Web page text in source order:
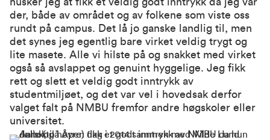
der, både av området og av folkene som viste oss
rundt på campus. Det lå jo ganske landlig til, men
det synes jeg egentlig bare virket veldig trygt og
lite masete. Alle vi hilste på og snakket med virket
også så avslappet og genuint hyggelige. Jeg fikk
rett og slett et veldig godt inntrykk av
studentmiljøet, og det var vel i hovedsak derfor
valget falt på NMBU fremfor andre høgskoler eller
universitet.